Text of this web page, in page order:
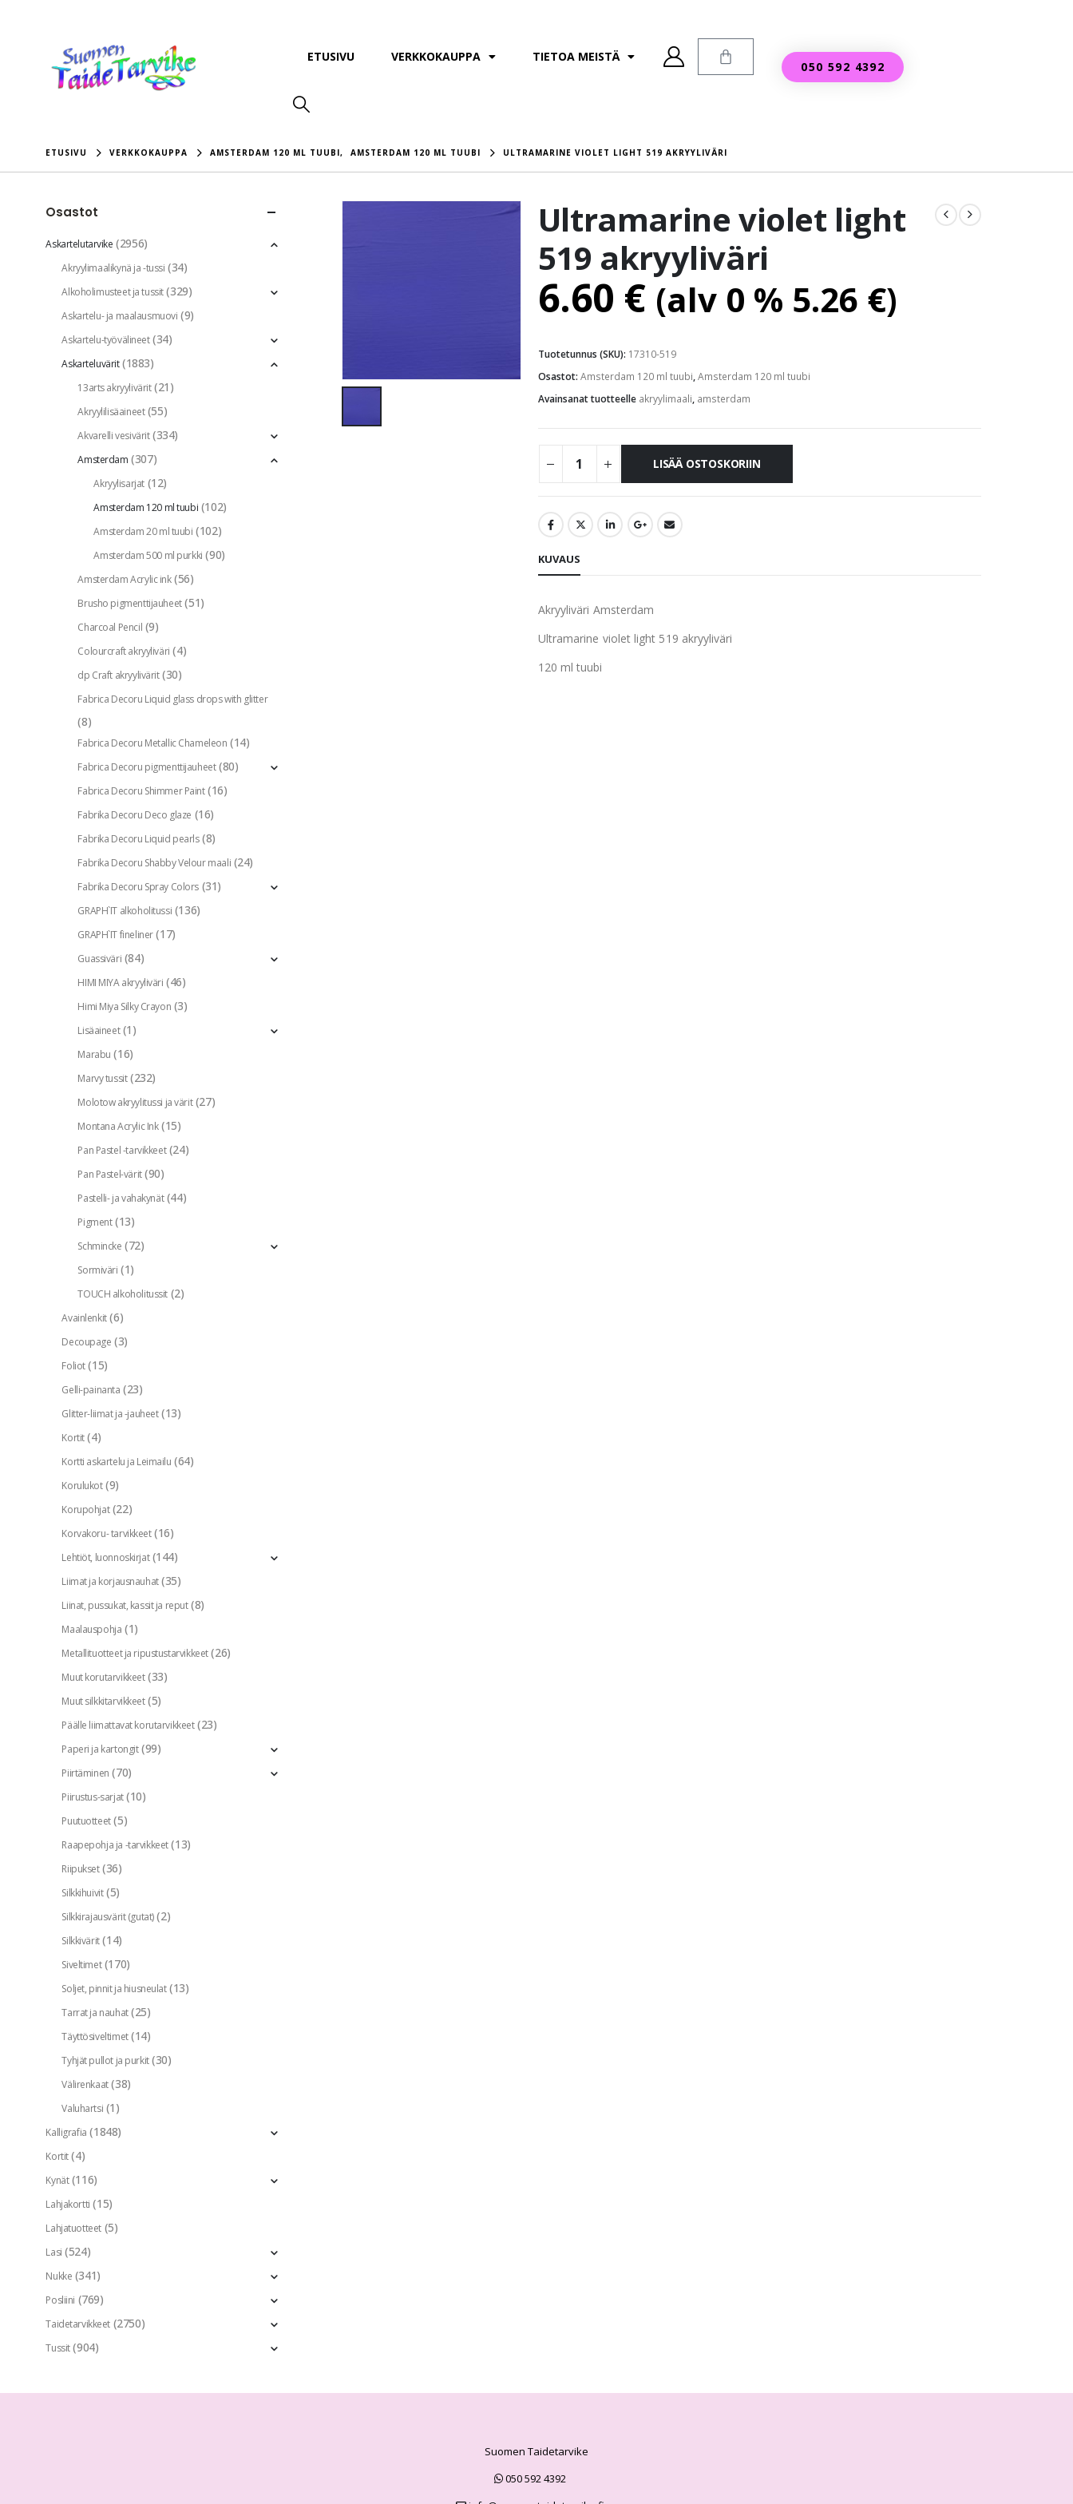
ETUSIVU VERKKOKAUPPA TIETOA MEISTÄ
050 592 4392
ETUSIVU VERKKOKAUPPA AMSTERDAM 120 ML TUUBI, AMSTERDAM 120 ML TUUBI ULTRAMARINE VIOLET LIGHT 519 AKRYYLIVÄRI
Ultramarine violet light
519 akryyliväri
6.60 € (alv 0 % 5.26 €)
Tuotetunnus (SKU): 17310-519
Osastot: Amsterdam 120 ml tuubi,Amsterdam 120 ml tuubi
Avainsanat tuotteelle akryylimaali, amsterdam
LISÄÄ OSTOSKORIIN
KUVAUS
Akryyliväri Amsterdam
Ultramarine violet light 519 akryyliväri
120 ml tuubi
Osastot
Askartelutarvike (2956)
Akryylimaalikynä ja -tussi (34)
Alkoholimusteet ja tussit (329)
Askartelu- ja maalausmuovi (9)
Askartelu-työvälineet (34)
Askarteluvärit (1883)
13arts akryylivärit (21)
Akryylilisäaineet (55)
Akvarelli vesivärit (334)
Amsterdam (307)
Akryylisarjat (12)
Amsterdam 120 ml tuubi (102)
Amsterdam 20 ml tuubi (102)
Amsterdam 500 ml purkki (90)
Amsterdam Acrylic ink (56)
Brusho pigmenttijauheet (51)
Charcoal Pencil (9)
Colourcraft akryyliväri (4)
dp Craft akryylivärit (30)
Fabrica Decoru Liquid glass drops with glitter
(8)
Fabrica Decoru Metallic Chameleon (14)
Fabrica Decoru pigmenttijauheet (80)
Fabrica Decoru Shimmer Paint (16)
Fabrika Decoru Deco glaze (16)
Fabrika Decoru Liquid pearls (8)
Fabrika Decoru Shabby Velour maali (24)
Fabrika Decoru Spray Colors (31)
GRAPH`IT alkoholitussi (136)
GRAPH`IT fineliner (17)
Guassiväri (84)
HIMI MIYA akryyliväri (46)
Himi Miya Silky Crayon (3)
Lisäaineet (1)
Marabu (16)
Marvy tussit (232)
Molotow akryylitussi ja värit (27)
Montana Acrylic Ink (15)
Pan Pastel -tarvikkeet (24)
Pan Pastel-värit (90)
Pastelli- ja vahakynät (44)
Pigment (13)
Schmincke (72)
Sormiväri (1)
TOUCH alkoholitussit (2)
Avainlenkit (6)
Decoupage (3)
Foliot (15)
Gelli-painanta (23)
Glitter-liimat ja -jauheet (13)
Kortit (4)
Kortti askartelu ja Leimailu (64)
Korulukot (9)
Korupohjat (22)
Korvakoru- tarvikkeet (16)
Lehtiöt, luonnoskirjat (144)
Liimat ja korjausnauhat (35)
Liinat, pussukat, kassit ja reput (8)
Maalauspohja (1)
Metallituotteet ja ripustustarvikkeet (26)
Muut korutarvikkeet (33)
Muut silkkitarvikkeet (5)
Päälle liimattavat korutarvikkeet (23)
Paperi ja kartongit (99)
Piirtäminen (70)
Piirustus-sarjat (10)
Puutuotteet (5)
Raapepohja ja -tarvikkeet (13)
Riipukset (36)
Silkkihuivit (5)
Silkkirajausvärit (gutat) (2)
Silkkivärit (14)
Siveltimet (170)
Soljet, pinnit ja hiusneulat (13)
Tarrat ja nauhat (25)
Täyttösiveltimet (14)
Tyhjät pullot ja purkit (30)
Välirenkaat (38)
Valuhartsi (1)
Kalligrafia (1848)
Kortit (4)
Kynät (116)
Lahjakortti (15)
Lahjatuotteet (5)
Lasi (524)
Nukke (341)
Posliini (769)
Taidetarvikkeet (2750)
Tussit (904)
Suomen Taidetarvike
050 592 4392